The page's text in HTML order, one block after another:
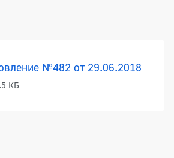
№482 от 29.06.2018
КБ